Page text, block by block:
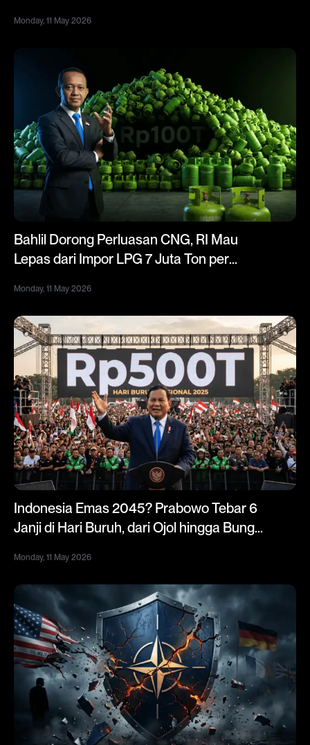
Monday, 11 May 2026
Bahlil Dorong Perluasan CNG, RI Mau
Lepas dari Impor LPG 7 Juta Ton per
Monday, 11 May 2026
Indonesia Emas 2045? Prabowo Tebar 6
Janji di Hari Buruh, dari Ojol hingga Bunga
Monday, 11 May 2026